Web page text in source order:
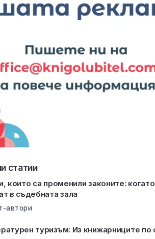
статии
които са променили законите:
в съдебната зала
автори
туризъм: Из книжарниците по